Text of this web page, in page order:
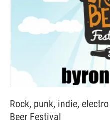
Rock, punk, indie,
Beer Festival